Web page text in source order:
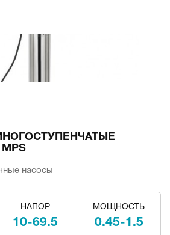
насосы
НАПОР
10-69.5
МОЩНОСТЬ
0.45-1.5